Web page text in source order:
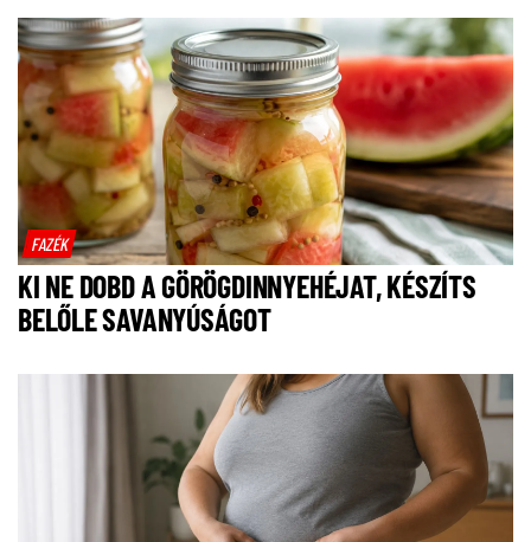
FAZÉK
KI NE DOBD A GÖRÖGDINNYEHÉJAT, KÉSZÍTS
BELŐLE SAVANYÚSÁGOT